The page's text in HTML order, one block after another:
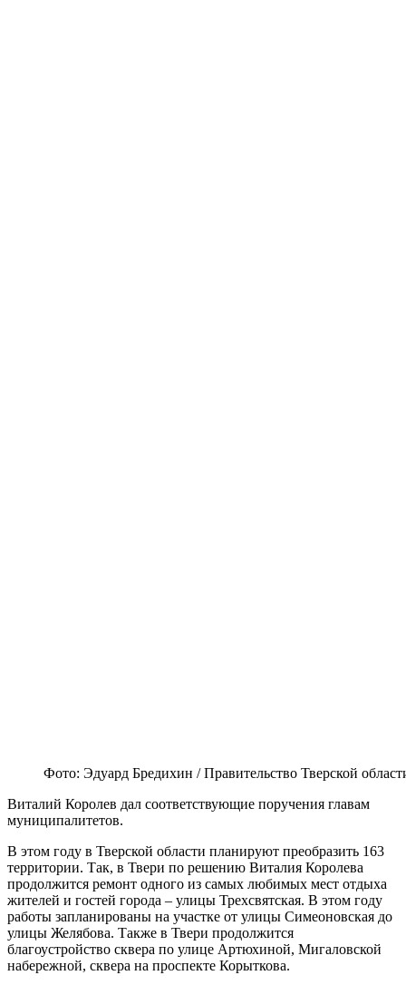
Фото: Эдуард Бредихин / Правительство Тверской
Виталий Королев дал соответствующие поручения главам
муниципалитетов.
В этом году в Тверской области планируют преобразить 163
территории. Так, в Твери по решению Виталия Королева
продолжится ремонт одного из самых любимых мест отдыха
жителей и гостей города – улицы Трехсвятская. В этом году
работы запланированы на участке от улицы Симеоновская до
улицы Желябова. Также в Твери продолжится
благоустройство сквера по улице Артюхиной, Мигаловской
набережной, сквера на проспекте Корыткова.